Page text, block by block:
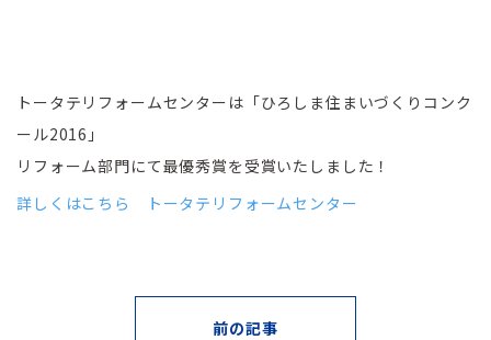
トータテリフォームセンターは「ひろしま住まいづくりコンク
ール2016」
リフォーム部門にて最優秀賞を受賞いたしました！
詳しくはこちら トータテリフォームセンター
前の記事